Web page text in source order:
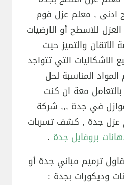
ادنى , معلم عزل فوم
للاسطح أو الارضيات
والتميز حيث
التي تتواجد
المناسبة لحل
معة ان كنت
في جدة ,,, شركة
عزل جدة , كشف تسربات
بروفايل جدة .
ترميم مباني جدة أو
وديكورات بجدة :